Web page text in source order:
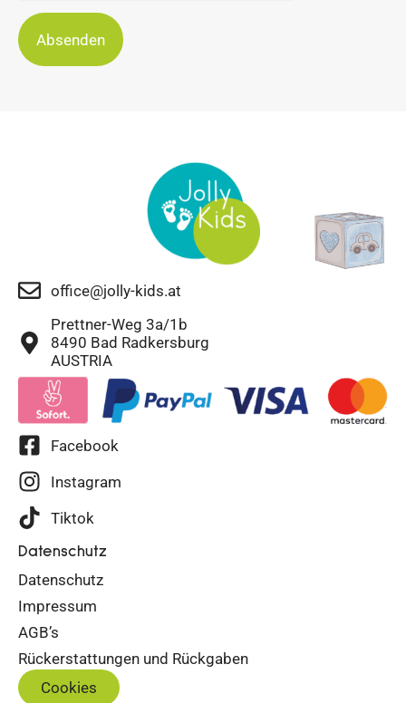
Absenden
office@jolly-kids.at
Prettner-Weg 3a/1b
8490 Bad Radkersburg
AUSTRIA
Facebook
Instagram
Tiktok
Datenschutz
Datenschutz
Impressum
AGB’s
Rückerstattungen und Rückgaben
Cookies